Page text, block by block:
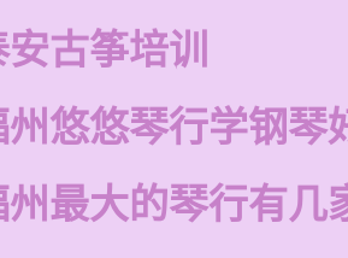
古筝培训
州悠悠琴行学钢琴
州最大的琴行有几